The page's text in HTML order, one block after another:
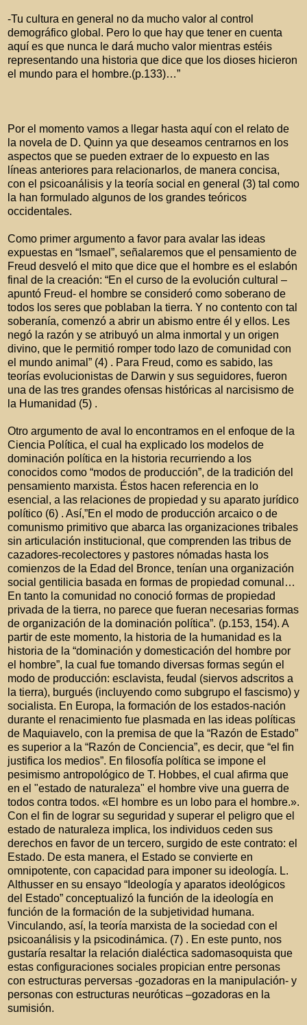
-Tu cultura en general no da mucho valor al control
demográfico global. Pero lo que hay que tener en cuenta
aquí es que nunca le dará mucho valor mientras estéis
representando una historia que dice que los dioses hicieron
el mundo para el hombre.(p.133)…”
Por el momento vamos a llegar hasta aquí con el relato de
la novela de D. Quinn ya que deseamos centrarnos en los
aspectos que se pueden extraer de lo expuesto en las
líneas anteriores para relacionarlos, de manera concisa,
con el psicoanálisis y la teoría social en general (3) tal como
la han formulado algunos de los grandes teóricos
occidentales.
Como primer argumento a favor para avalar las ideas
expuestas en “Ismael”, señalaremos que el pensamiento de
Freud desveló el mito que dice que el hombre es el eslabón
final de la creación: “En el curso de la evolución cultural –
apuntó Freud- el hombre se consideró como soberano de
todos los seres que poblaban la tierra. Y no contento con tal
soberanía, comenzó a abrir un abismo entre él y ellos. Les
negó la razón y se atribuyó un alma inmortal y un origen
divino, que le permitió romper todo lazo de comunidad con
el mundo animal” (4) . Para Freud, como es sabido, las
teorías evolucionistas de Darwin y sus seguidores, fueron
una de las tres grandes ofensas históricas al narcisismo de
la Humanidad (5) .
Otro argumento de aval lo encontramos en el enfoque de la
Ciencia Política, el cual ha explicado los modelos de
dominación política en la historia recurriendo a los
conocidos como “modos de producción”, de la tradición del
pensamiento marxista. Éstos hacen referencia en lo
esencial, a las relaciones de propiedad y su aparato jurídico
político (6) . Así,”En el modo de producción arcaico o de
comunismo primitivo que abarca las organizaciones tribales
sin articulación institucional, que comprenden las tribus de
cazadores-recolectores y pastores nómadas hasta los
comienzos de la Edad del Bronce, tenían una organización
social gentilicia basada en formas de propiedad comunal…
En tanto la comunidad no conoció formas de propiedad
privada de la tierra, no parece que fueran necesarias formas
de organización de la dominación política”. (p.153, 154). A
partir de este momento, la historia de la humanidad es la
historia de la “dominación y domesticación del hombre por
el hombre”, la cual fue tomando diversas formas según el
modo de producción: esclavista, feudal (siervos adscritos a
la tierra), burgués (incluyendo como subgrupo el fascismo) y
socialista. En Europa, la formación de los estados-nación
durante el renacimiento fue plasmada en las ideas políticas
de Maquiavelo, con la premisa de que la “Razón de Estado”
es superior a la “Razón de Conciencia”, es decir, que “el fin
justifica los medios”. En filosofía política se impone el
pesimismo antropológico de T. Hobbes, el cual afirma que
en el "estado de naturaleza" el hombre vive una guerra de
todos contra todos. «El hombre es un lobo para el hombre.».
Con el fin de lograr su seguridad y superar el peligro que el
estado de naturaleza implica, los individuos ceden sus
derechos en favor de un tercero, surgido de este contrato: el
Estado. De esta manera, el Estado se convierte en
omnipotente, con capacidad para imponer su ideología. L.
Althusser en su ensayo “Ideología y aparatos ideológicos
del Estado” conceptualizó la función de la ideología en
función de la formación de la subjetividad humana.
Vinculando, así, la teoría marxista de la sociedad con el
psicoanálisis y la psicodinámica. (7) . En este punto, nos
gustaría resaltar la relación dialéctica sadomasoquista que
estas configuraciones sociales propician entre personas
con estructuras perversas -gozadoras en la manipulación- y
personas con estructuras neuróticas –gozadoras en la
sumisión.